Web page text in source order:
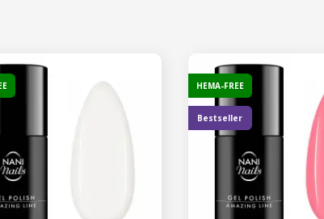
HEMA-FREE
Bestseller